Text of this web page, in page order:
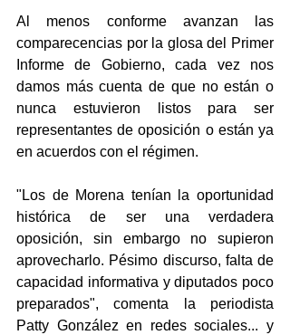
Al menos conforme avanzan las
comparecencias por la glosa del Primer
Informe de Gobierno, cada vez nos
damos más cuenta de que no están o
nunca estuvieron listos para ser
representantes de oposición o están ya
en acuerdos con el régimen.
"Los de Morena tenían la oportunidad
histórica de ser una verdadera
oposición, sin embargo no supieron
aprovecharlo. Pésimo discurso, falta de
capacidad informativa y diputados poco
preparados", comenta la periodista
Patty González en redes sociales... y